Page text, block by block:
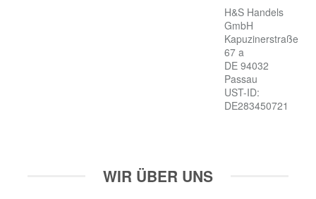
H&S Handels
GmbH
Kapuzinerstraße
67 a
DE 94032
Passau
UST-ID:
DE283450721
WIR ÜBER UNS